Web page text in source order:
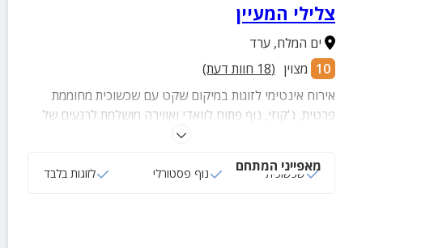
צלילי המעיין
ים המלח,ערד
10 מצוין (
18 חוות דעת)
אירוח אינטימי לזוגות במיקום שקט עם שכשוכית מחוממת
פרטית, ג'קוזי, נוף פתוח לוואדי ואווירה מושלמת לרגעים של
מאפייני המתחם
שכשוכית נוף פסטורלי לזוגות בלבד